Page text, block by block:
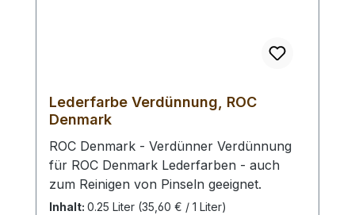
Lederfarbe Verdünnung, ROC
Denmark
ROC Denmark - Verdünner Verdünnung
für ROC Denmark Lederfarben - auch
zum Reinigen von Pinseln geeignet.
Inhalt: 0.25 Liter (35,60 € / 1 Liter)